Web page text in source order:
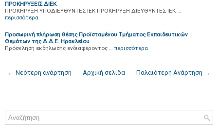
ΠΡΟΚΗΡΥΞΕΙΣ ΔΙΕΚ
ΠΡΟΚΗΡΥΞΗ ΥΠΟΔΙΕΥΘΥΝΤΕΣ ΙΕΚ ΠΡΟΚΗΡΥΞΗ ΔΙΕΥΘΥΝΤΕΣ ΙΕΚ …
περισσότερα
Προσωρινή πλήρωση θέσης Προϊσταμένου Τμήματος Εκπαιδευτικών
Θεμάτων της Δ.Δ.Ε. Ηρακλείου
Πρόσκληση εκδήλωσης ενδιαφέροντος … περισσότερα
← Νεότερη ανάρτηση Παλαιότερη Ανάρτηση →
Αρχική σελίδα